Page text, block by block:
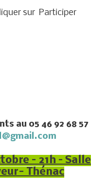
sur Participer
au 05 46 92 68 57
– 21h – Salle
Thénac